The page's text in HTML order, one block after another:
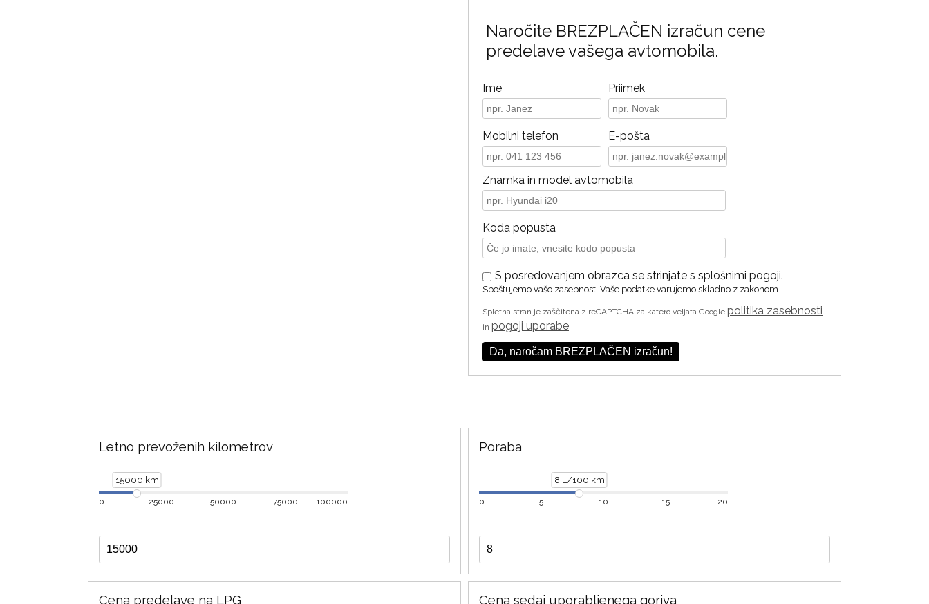
Naročite BREZPLAČEN izračun cene
predelave vašega avtomobila.
Ime Priimek
Mobilni telefon E-pošta
Znamka in model avtomobila
Koda popusta
S posredovanjem obrazca se strinjate s splošnimi pogoji.
Spoštujemo vašo zasebnost. Vaše podatke varujemo skladno z zakonom.
Spletna stran je zaščitena z reCAPTCHA za katero veljata Google politika zasebnosti
in pogoji uporabe.
Da, naročam BREZPLAČEN izračun!
Letno prevoženih kilometrov
15000 km
0 25000 50000 75000 100000
Poraba
8 L/100 km
0 5 10 15 20
Cena predelave na LPG Cena sedaj uporabljenega goriva